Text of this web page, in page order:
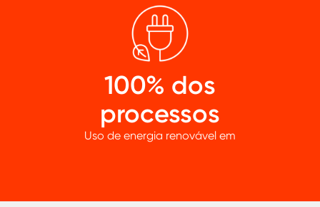
100% dos
processos
Uso de energia renovável em